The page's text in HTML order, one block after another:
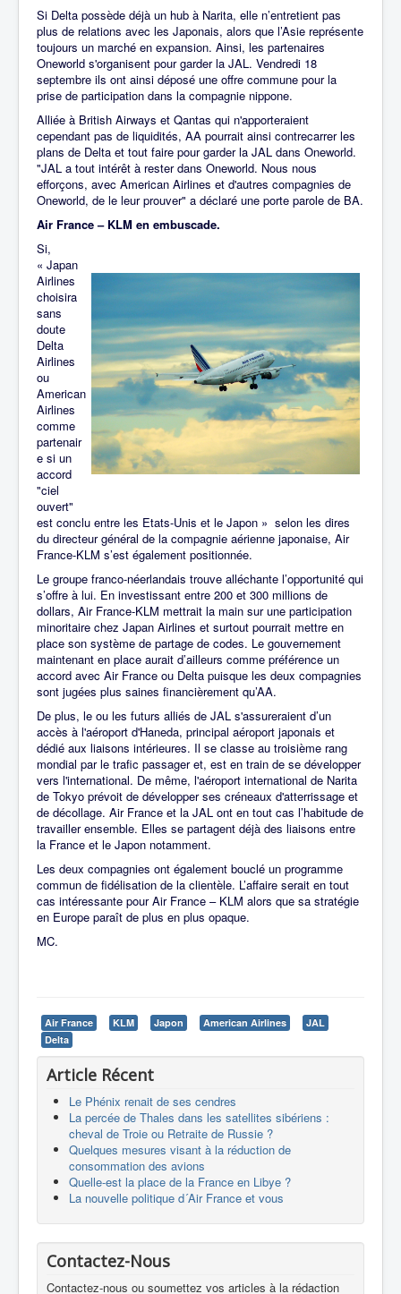
Si Delta possède déjà un hub à Narita, elle n’entretient pas
plus de relations avec les Japonais, alors que l’Asie représente
toujours un marché en expansion. Ainsi, les partenaires
Oneworld s'organisent pour garder la JAL. Vendredi 18
septembre ils ont ainsi déposé une offre commune pour la
prise de participation dans la compagnie nippone.
Alliée à British Airways et Qantas qui n'apporteraient
cependant pas de liquidités, AA pourrait ainsi contrecarrer les
plans de Delta et tout faire pour garder la JAL dans Oneworld.
"JAL a tout intérêt à rester dans Oneworld. Nous nous
efforçons, avec American Airlines et d'autres compagnies de
Oneworld, de le leur prouver" a déclaré une porte parole de BA.
Air France – KLM en embuscade.
Si,
« Japan
Airlines
choisira
sans
doute
Delta
Airlines
ou
American
Airlines
comme
partenair
e si un
accord
"ciel
ouvert"
est conclu entre les Etats-Unis et le Japon » selon les dires
du directeur général de la compagnie aérienne japonaise, Air
France-KLM s’est également positionnée.
Le groupe franco-néerlandais trouve alléchante l’opportunité qui
s’offre à lui. En investissant entre 200 et 300 millions de
dollars, Air France-KLM mettrait la main sur une participation
minoritaire chez Japan Airlines et surtout pourrait mettre en
place son système de partage de codes. Le gouvernement
maintenant en place aurait d’ailleurs comme préférence un
accord avec Air France ou Delta puisque les deux compagnies
sont jugées plus saines financièrement qu’AA.
De plus, le ou les futurs alliés de JAL s'assureraient d’un
accès à l'aéroport d'Haneda, principal aéroport japonais et
dédié aux liaisons intérieures. Il se classe au troisième rang
mondial par le trafic passager et, est en train de se développer
vers l'international. De même, l'aéroport international de Narita
de Tokyo prévoit de développer ses créneaux d'atterrissage et
de décollage. Air France et la JAL ont en tout cas l’habitude de
travailler ensemble. Elles se partagent déjà des liaisons entre
la France et le Japon notamment.
Les deux compagnies ont également bouclé un programme
commun de fidélisation de la clientèle. L’affaire serait en tout
cas intéressante pour Air France – KLM alors que sa stratégie
en Europe paraît de plus en plus opaque.
MC.
Air France KLM Japon American Airlines
JAL
Delta
Article Récent
Le Phénix renait de ses cendres
La percée de Thales dans les satellites sibériens :
cheval de Troie ou Retraite de Russie ?
Quelques mesures visant à la réduction de
consommation des avions
Quelle-est la place de la France en Libye ?
La nouvelle politique d´Air France et vous
Contactez-Nous
Contactez-nous ou soumettez vos articles à la rédaction